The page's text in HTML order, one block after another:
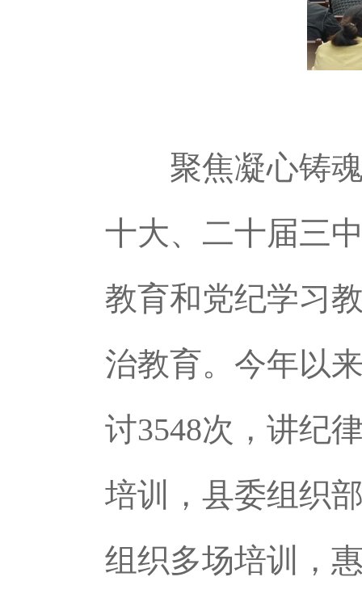
聚焦凝心铸魂
十大、二十届三
教育和党纪学习
治教育。今年以
讨3548次，讲纪
培训，县委组织
组织多场培训，